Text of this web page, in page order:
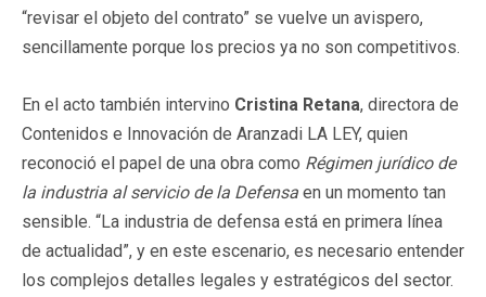
“revisar el objeto del contrato” se vuelve un avispero,
sencillamente porque los precios ya no son competitivos.
En el acto también intervino Cristina Retana, directora de
Contenidos e Innovación de Aranzadi LA LEY, quien
reconoció el papel de una obra como Régimen jurídico de
la industria al servicio de la Defensa en un momento tan
sensible. “La industria de defensa está en primera línea
de actualidad”, y en este escenario, es necesario entender
los complejos detalles legales y estratégicos del sector.